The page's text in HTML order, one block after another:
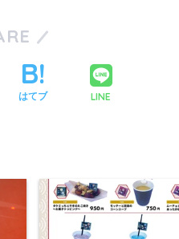
はてブ LINE